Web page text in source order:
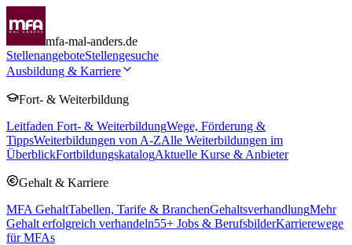
mfa-mal-anders.de
StellenangeboteStellengesuche
Ausbildung & Karriere
Fort- & Weiterbildung
Leitfaden Fort- & WeiterbildungWege, Förderung &
TippsWeiterbildungen von A-ZAlle Weiterbildungen im
ÜberblickFortbildungskatalogAktuelle Kurse & Anbieter
Gehalt & Karriere
MFA GehaltTabellen, Tarife & BranchenGehaltsverhandlungMehr
Gehalt erfolgreich verhandeln55+ Jobs & BerufsbilderKarrierewege
für MFAs